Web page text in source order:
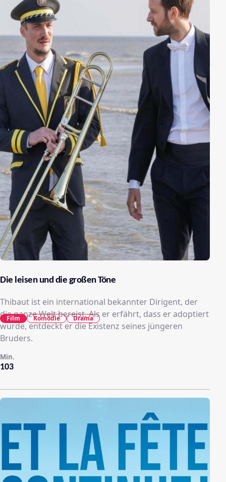
Die leisen und die großen Töne
Thibaut ist ein international bekannter Dirigent, der
die ganze Welt bereist. Als er erfährt, dass er adoptiert
wurde, entdeckt er die Existenz seines jüngeren
Bruders.
103
Min.
Film Komödie Drama